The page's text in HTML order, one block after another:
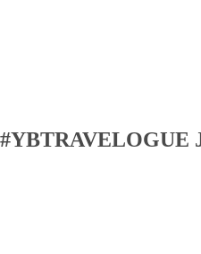
#YBTRAVELOGUE